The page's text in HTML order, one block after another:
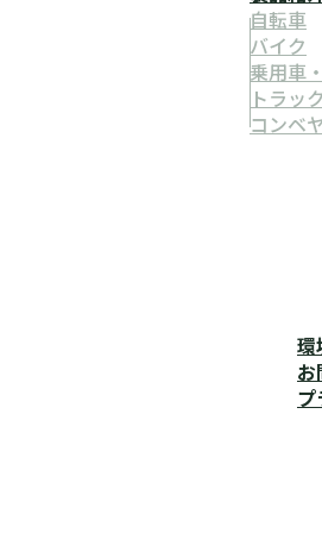
自転車
バイク
乗用車・
トラッ
コンベ
環
お
プ